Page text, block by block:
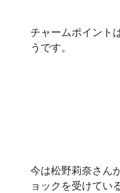
チャームポイント
うです。
今は松野莉奈さん
ョックを受けてい